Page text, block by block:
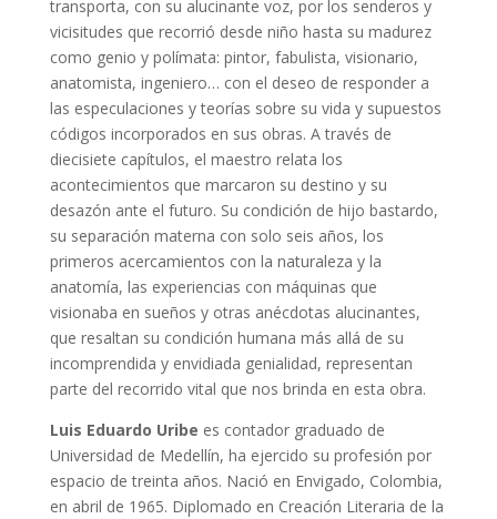
transporta, con su alucinante voz, por los senderos y
vicisitudes que recorrió desde niño hasta su madurez
como genio y polímata: pintor, fabulista, visionario,
anatomista, ingeniero… con el deseo de responder a
las especulaciones y teorías sobre su vida y supuestos
códigos incorporados en sus obras. A través de
diecisiete capítulos, el maestro relata los
acontecimientos que marcaron su destino y su
desazón ante el futuro. Su condición de hijo bastardo,
su separación materna con solo seis años, los
primeros acercamientos con la naturaleza y la
anatomía, las experiencias con máquinas que
visionaba en sueños y otras anécdotas alucinantes,
que resaltan su condición humana más allá de su
incomprendida y envidiada genialidad, representan
parte del recorrido vital que nos brinda en esta obra.
Luis Eduardo Uribe es contador graduado de
Universidad de Medellín, ha ejercido su profesión por
espacio de treinta años. Nació en Envigado, Colombia,
en abril de 1965. Diplomado en Creación Literaria de la